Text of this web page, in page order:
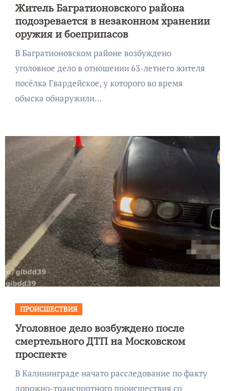
Житель Багратионовского района
подозревается в незаконном хранении
оружия и боеприпасов
В Багратионовском районе возбуждено
уголовное дело в отношении 63-летнего жителя
посёлка Гвардейское, у которого во время
обыска обнаружили…
ПРОИСШЕСТВИЯ
Уголовное дело возбуждено после
смертельного ДТП на Московском
проспекте
В Калининграде начато расследование по факту
дорожно-транспортного происшествия со